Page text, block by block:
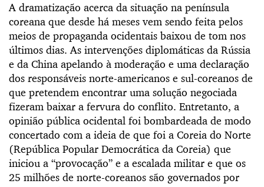
A dramatização acerca da situação na península
coreana que desde há meses vem sendo feita pelos
meios de propaganda ocidentais baixou de tom nos
últimos dias. As intervenções diplomáticas da Rússia
e da China apelando à moderação e uma declaração
dos responsáveis norte-americanos e sul-coreanos de
que pretendem encontrar uma solução negociada
fizeram baixar a fervura do conflito. Entretanto, a
opinião pública ocidental foi bombardeada de modo
concertado com a ideia de que foi a Coreia do Norte
(República Popular Democrática da Coreia) que
iniciou a “provocação” e a escalada militar e que os
25 milhões de norte-coreanos são governados por